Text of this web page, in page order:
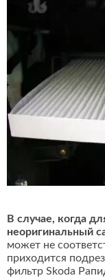
В случае, когда
неоригинальный
может не
приходится
фильтр Skoda